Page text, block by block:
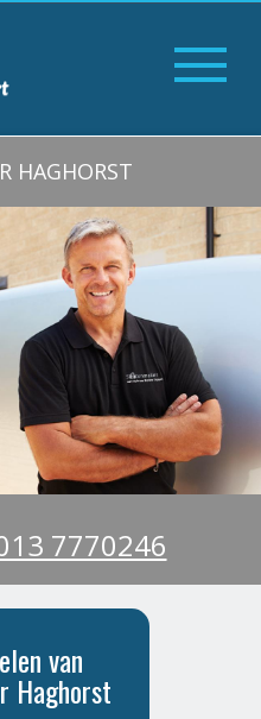
HAGHORST
7770246
van
Haghorst